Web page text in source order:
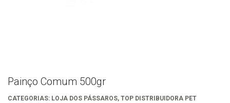
Painço Comum 500gr
CATEGORIAS: LOJA DOS PÁSSAROS, TOP DISTRIBUIDORA PET